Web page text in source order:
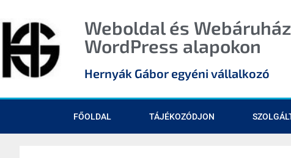
Weboldal és
WordPress alapokon
Hernyák Gábor egyéni vállalkozó
FŐOLDAL TÁJÉKOZÓDJON